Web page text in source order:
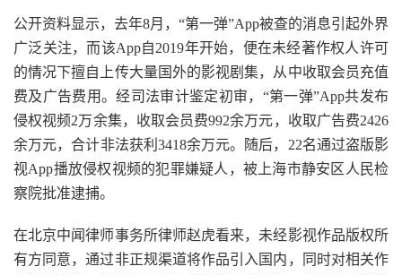
公开资料显示，去年8月，“第一弹”App被查的消息引起外界
广泛关注，而该App自2019年开始，便在未经著作权人许可
的情况下擅自上传大量国外的影视剧集，从中收取会员充值
费及广告费用。经司法审计鉴定初审，“第一弹”App共发布
侵权视频2万余集，收取会员费992余万元，收取广告费2426
余万元，合计非法获利3418余万元。随后，22名通过盗版影
视App播放侵权视频的犯罪嫌疑人，被上海市静安区人民检
察院批准逮捕。
在北京中闻律师事务所律师赵虎看来，未经影视作品版权所
有方同意，通过非正规渠道将作品引入国内，同时对相关作